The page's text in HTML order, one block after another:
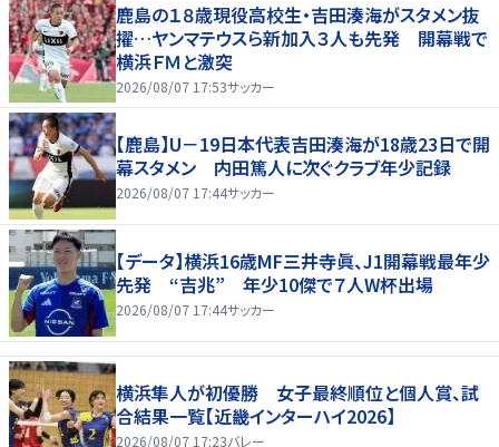
鹿島の１８歳現役高校生・吉田湊海がスタメン抜
擢…ヤンマテウスら新加入３人も先発 開幕戦で
横浜ＦＭと激突
2026/08/07 17:53サッカー
【鹿島】U－19日本代表吉田湊海が18歳23日で開
幕スタメン 内田篤人に次ぐクラブ年少記録
2026/08/07 17:44サッカー
【データ】横浜16歳MF三井寺眞、J1開幕戦最年少
先発 “吉兆” 年少10傑で７人W杯出場
2026/08/07 17:44サッカー
横浜隼人が初優勝 女子最終順位と個人賞、試
合結果一覧【近畿インターハイ2026】
2026/08/07 17:23バレー